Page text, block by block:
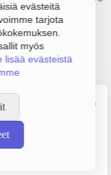
evästeitä
tarjota
myös
lisää evästeistä
(OY).
YTJ, PRH, Traficom